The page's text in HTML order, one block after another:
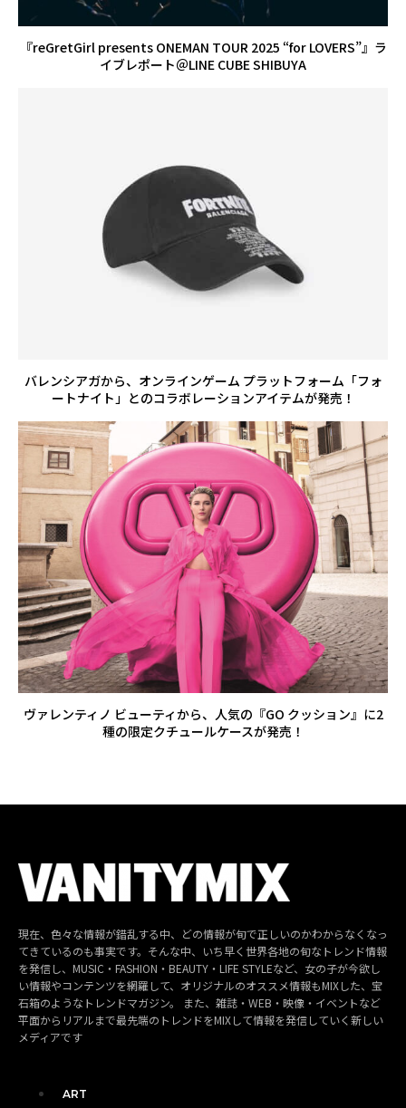
『reGretGirl presents ONEMAN TOUR 2025 “for LOVERS”』ラ
イブレポート＠LINE CUBE SHIBUYA
バレンシアガから、オンラインゲーム プラットフォーム「フォ
ートナイト」とのコラボレーションアイテムが発売！
ヴァレンティノ ビューティから、人気の『GO クッション』に2
種の限定クチュールケースが発売！
現在、色々な情報が錯乱する中、どの情報が旬で正しいのかわからなくなっ
てきているのも事実です。そんな中、いち早く世界各地の旬なトレンド情報
を発信し、MUSIC・FASHION・BEAUTY・LIFE STYLEなど、女の子が今欲し
い情報やコンテンツを網羅して、オリジナルのオススメ情報もMIXした、宝
石箱のようなトレンドマガジン。 また、雑誌・WEB・映像・イベントなど
平面からリアルまで最先端のトレンドをMIXして情報を発信していく新しい
メディアです
ART